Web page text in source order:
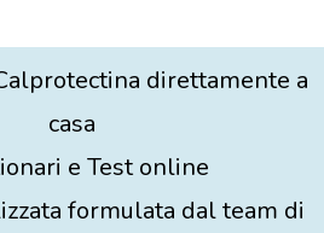
direttamente a
casa
e Test online
formulata dal team di